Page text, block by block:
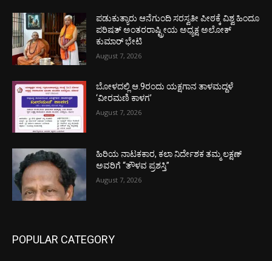
ಪಡುಕುತ್ಯಾರು ಆನೆಗುಂದಿ ಸರಸ್ವತೀ ಪೀಠಕ್ಕೆ ವಿಶ್ವ ಹಿಂದೂ
ಪರಿಷತ್ ಅಂತರರಾಷ್ಟ್ರೀಯ ಅಧ್ಯಕ್ಷ ಅಲೋಕ್
ಕುಮಾರ್ ಭೇಟಿ
August 7, 2026
ಬೋಳದಲ್ಲಿ ಆ.9ರಂದು ಯಕ್ಷಗಾನ ತಾಳಮದ್ದಳೆ
‘ವೀರಮಣಿ ಕಾಳಗ’
August 7, 2026
ಹಿರಿಯ ನಾಟಕಕಾರ, ಕಲಾ ನಿರ್ದೇಶಕ ತಮ್ಮ ಲಕ್ಷಣ್
ಅವರಿಗೆ “ತೌಳವ ಪ್ರಶಸ್ತಿ”
August 7, 2026
POPULAR CATEGORY